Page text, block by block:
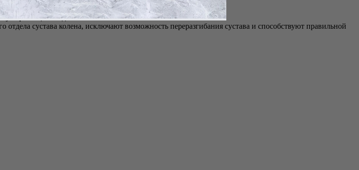
фиксацию надколенника
сустава колена, исключают возможность переразгибания сустава и способствуют правильной